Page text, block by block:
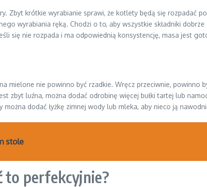
krótkie wyrabianie sprawi, że kotlety będą się rozpadać
wyrabiania ręką. Chodzi o to, aby wszystkie składniki dobrze
się nie rozpada i ma odpowiednią konsystencję, masa jest
nie powinno być rzadkie. Wręcz przeciwnie, powinno
zbyt luźna, można dodać odrobinę więcej bułki tartej lub
dodać łyżkę zimnej wody lub mleka, aby nieco ją
stole
to perfekcyjnie?